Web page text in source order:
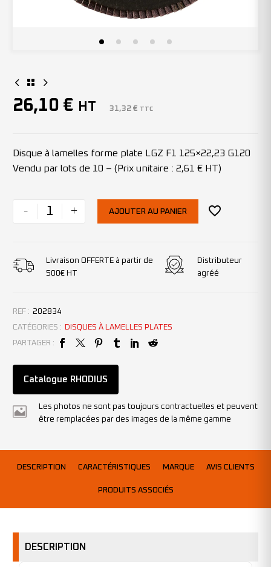
26,10 € HT 31,32 € TTC
Disque à lamelles forme plate LGZ F1 125×22,23 G120
Vendu par lots de 10 – (Prix unitaire : 2,61 € HT)
- + AJOUTER AU PANIER
Livraison OFFERTE à partir de
500€ HT
Distributeur
agréé
REF : 202834
CATÉGORIES :
DISQUES À LAMELLES PLATES
PARTAGER :
Catalogue RHODIUS
Les photos ne sont pas toujours contractuelles et peuvent
être remplacées par des images de la même gamme
DESCRIPTION CARACTÉRISTIQUES MARQUE AVIS CLIENTS
PRODUITS ASSOCIÉS
DESCRIPTION